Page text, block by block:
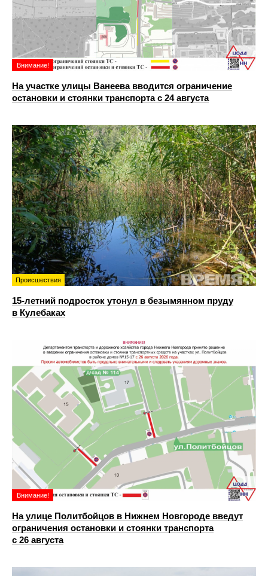
Внимание!
На участке улицы Ванеева вводится ограничение
остановки и стоянки транспорта с 24 августа
Происшествия
15-летний подросток утонул в безымянном пруду
в Кулебаках
Внимание!
На улице Политбойцов в Нижнем Новгороде введут
ограничения остановки и стоянки транспорта
с 26 августа